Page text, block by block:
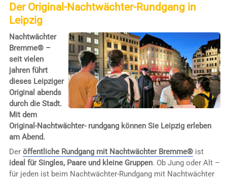
Der Original-Nachtwächter-Rundgang in
Leipzig
Nachtwächter
Bremme® –
seit vielen
jahren führt
dieses Leipziger
Original abends
durch die Stadt.
Mit dem
Original-Nachtwächter- rundgang können Sie Leipzig erleben
am Abend.
Der öffentliche Rundgang mit Nachtwächter Bremme®ist
ideal für Singles, Paare und kleine Gruppen. Ob Jung oder Alt –
für jeden ist beim Nachtwächter-Rundgang mit Nachtwächter